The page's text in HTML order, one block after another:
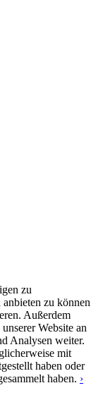
zu
zu können
Außerdem
Website an
Analysen weiter.
mit
haben oder
haben. ›